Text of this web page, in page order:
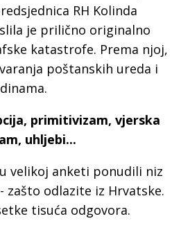
RH Kolinda
je prilično originalno
katastrofe. Prema njoj,
poštanskih ureda i
primitivizam, vjerska
uhljebi...
velikoj anketi ponudili niz
zašto odlazite iz Hrvatske.
tisuća odgovora.